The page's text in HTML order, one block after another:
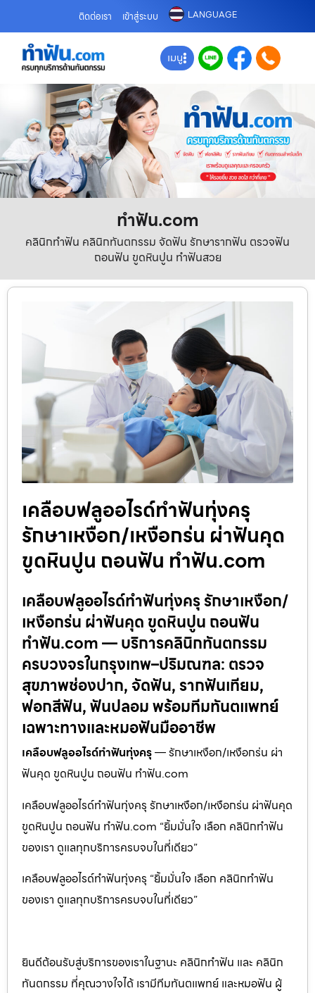
ติดต่อเรา เข้าสู่ระบบ LANGUAGE
เมนู
ทําฟัน.com
คลินิกทำฟัน คลินิกทันตกรรม จัดฟัน รักษารากฟัน ตรวจฟัน
ถอนฟัน ขูดหินปูน ทำฟันสวย
เคลือบฟลูออไรด์ทำฟันทุ่งครุ
รักษาเหงือก/เหงือกร่น ผ่าฟันคุด
ขูดหินปูน ถอนฟัน ทำฟัน.com
เคลือบฟลูออไรด์ทำฟันทุ่งครุ รักษาเหงือก/
เหงือกร่น ผ่าฟันคุด ขูดหินปูน ถอนฟัน
ทำฟัน.com — บริการคลินิกทันตกรรม
ครบวงจรในกรุงเทพ–ปริมณฑล: ตรวจ
สุขภาพช่องปาก, จัดฟัน, รากฟันเทียม,
ฟอกสีฟัน, ฟันปลอม พร้อมทีมทันตแพทย์
เฉพาะทางและหมอฟันมืออาชีพ
เคลือบฟลูออไรด์ทำฟันทุ่งครุ— รักษาเหงือก/เหงือกร่น ผ่า
ฟันคุด ขูดหินปูน ถอนฟัน ทำฟัน.com
เคลือบฟลูออไรด์ทำฟันทุ่งครุ รักษาเหงือก/เหงือกร่น ผ่าฟันคุด
ขูดหินปูน ถอนฟัน ทำฟัน.com “ยิ้มมั่นใจ เลือก คลินิกทำฟัน
ของเรา ดูแลทุกบริการครบจบในที่เดียว”
เคลือบฟลูออไรด์ทำฟันทุ่งครุ “ยิ้มมั่นใจ เลือก คลินิกทำฟัน
ของเรา ดูแลทุกบริการครบจบในที่เดียว”
ยินดีต้อนรับสู่บริการของเราในฐานะ คลินิกทำฟัน และ คลินิก
ทันตกรรม ที่คุณวางใจได้ เรามีทีมทันตแพทย์ และหมอฟัน ผู้